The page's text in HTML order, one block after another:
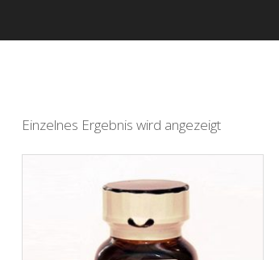
Einzelnes Ergebnis wird angezeigt